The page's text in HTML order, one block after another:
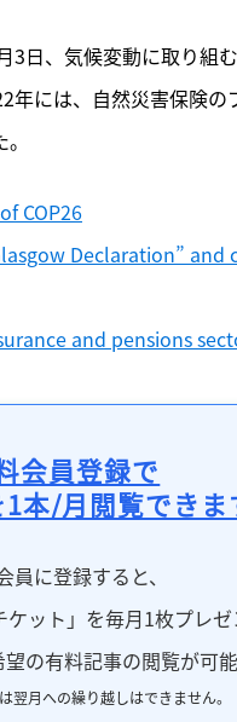
日、気候変動に取り組
には、自然災害保険
COP26
Declaration”
and pensions
会員登録で
本/月閲覧できま
員に登録すると、
ット」を毎月1枚プレゼ
の有料記事の閲覧が可能
翌月への繰り越しはできません。